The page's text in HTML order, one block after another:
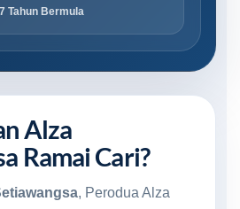
7 Tahun Bermula
Alza
Ramai Cari?
, Perodua Alza